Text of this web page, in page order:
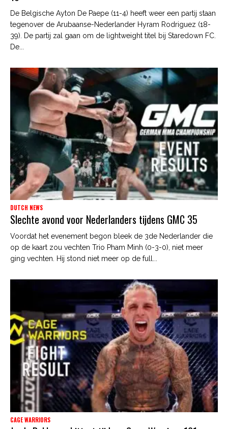
De Belgische Ayton De Paepe (11-4) heeft weer een partij staan
tegenover de Arubaanse-Nederlander Hyram Rodriguez (18-
39). De partij zal gaan om de lightweight titel bij Staredown FC.
De...
DUTCH NEWS
Slechte avond voor Nederlanders tijdens GMC 35
Voordat het evenement begon bleek de 3de Nederlander die
op de kaart zou vechten Trio Pham Minh (0-3-0), niet meer
ging vechten. Hij stond niet meer op de full...
CAGE WARRIORS